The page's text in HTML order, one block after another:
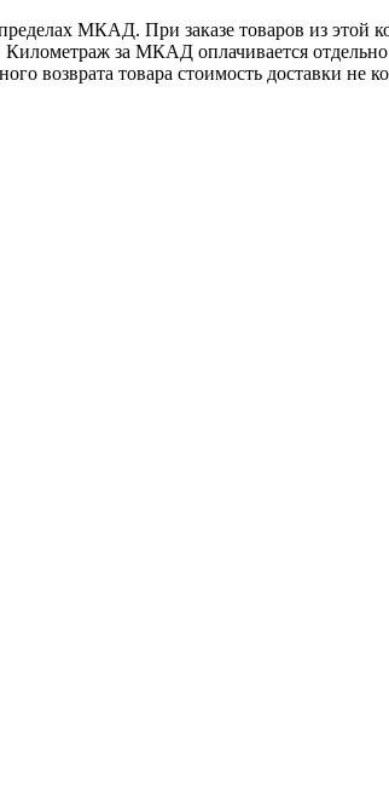
МКАД. При заказе товаров из этой
за МКАД оплачивается
возврата товара стоимость доставки не